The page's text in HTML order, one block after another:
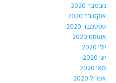
נובמבר 2020
אוקטובר 2020
ספטמבר 2020
אוגוסט 2020
יולי 2020
יוני 2020
מאי 2020
אפריל 2020